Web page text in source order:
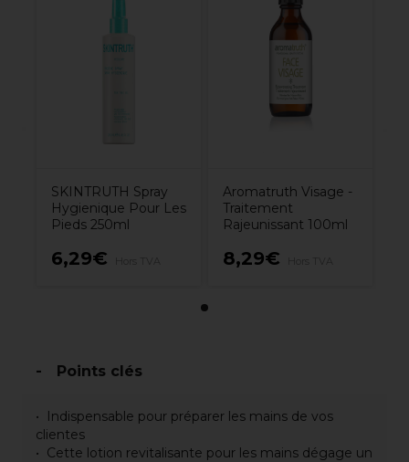
SKINTRUTH Spray
Hygienique Pour Les
Pieds 250ml
6,29€
Aromatruth Visage -
Traitement
Rajeunissant 100ml
8,29€
Points clés
Indispensable pour préparer les mains de vos
clientes
Cette lotion revitalisante pour les mains dégage un